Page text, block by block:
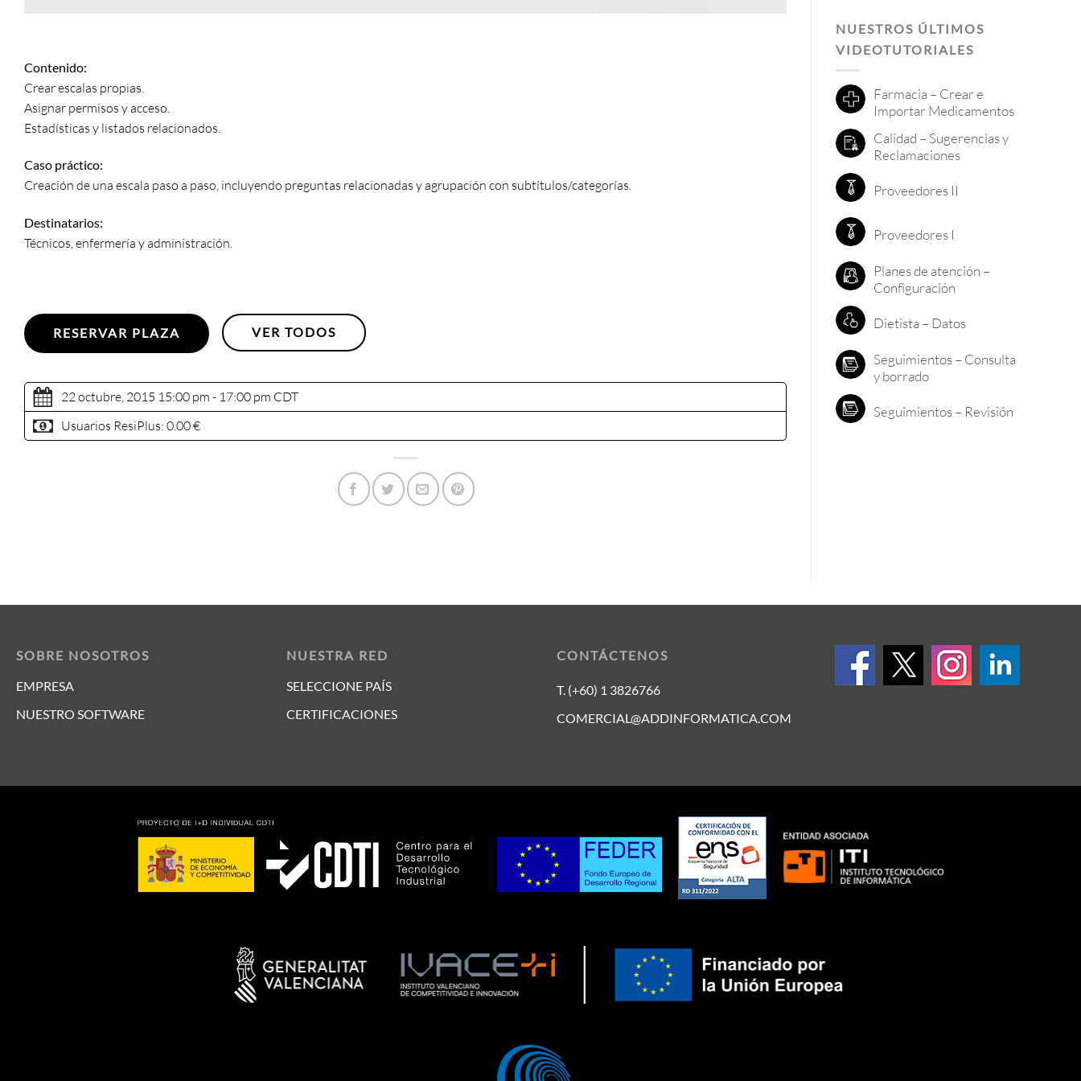
Contenido:
Crear escalas propias.
Asignar permisos y acceso.
Estadísticas y listados relacionados.
Caso práctico:
Creación de una escala paso a paso, incluyendo preguntas relacionadas y agrupación con subtítulos/categorías.
Destinatarios:
Técnicos, enfermería y administración.
RESERVAR PLAZA VER TODOS
22 octubre, 2015 15:00 pm - 17:00 pm CDT
Usuarios ResiPlus: 0.00 €
NUESTROS ÚLTIMOS
VIDEOTUTORIALES
Farmacia – Crear e
Importar Medicamentos
Calidad – Sugerencias y
Reclamaciones
Proveedores II
Proveedores I
Planes de atención –
Configuración
Dietista – Datos
Seguimientos – Consulta
y borrado
Seguimientos – Revisión
SOBRE NOSOTROS
EMPRESA
NUESTRO SOFTWARE
NUESTRA RED
SELECCIONE PAÍS
CERTIFICACIONES
CONTÁCTENOS
T. (+60) 1 3826766
COMERCIAL@ADDINFORMATICA.COM